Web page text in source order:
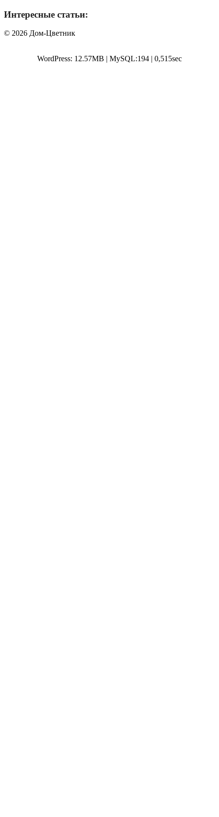
Интересные статьи:
© 2026 Дом-Цветник
WordPress: 12.57MB | MySQL:194 | 0,515sec